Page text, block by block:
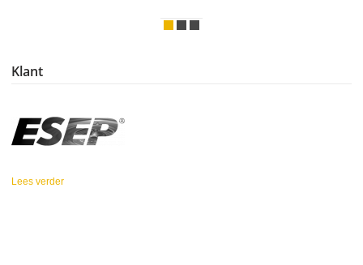
Klant
Lees verder